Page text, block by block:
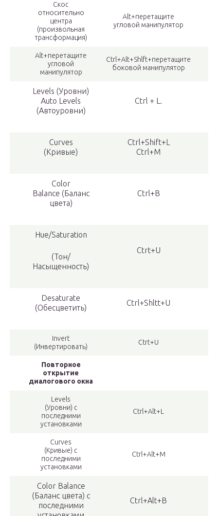
Скос
относительно
центра
(произвольная
трансформация)
Alt+перетащите
угловой манипулятор
Alt+перетащите
угловой
манипулятор
Ctrl+Alt+Shlft+перетащите
боковой манипулятор
Levels (Уровни)
Auto Levels
(Автоуровни)
Ctrl + L.
Curves
(Кривые)
Ctrl+Shift+L
Ctrl+M
Color
Balance (Баланс
цвета)
Ctrl+B
Hue/Saturation
(Тон/
Насыщенность)
Ctrt+U
Desaturate
(Обесцветить)
Ctrl+Shltt+U
Invert
(Инвертировать)
Ctrt+U
Повторное
открытие
диалогового окна
Levels
(Уровни) с
последними
установками
Ctrl+Alt+L
Curves
(Кривые) с
последними
установками
Ctrl+Alt+M
Color Balance
(Баланс цвета) с
последними
Ctrl+Alt+B